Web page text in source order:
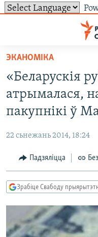
ўнівэрсальнага
доступу
Перайсьці
галоўнага
зьместу
Перайсьці
да
навігацыі
Перайсьці
да
УСЕ НАВІНЫ
ВІДЭА І ФОТА
ЭКАНОМІКА
ПАЛІТВЯЗЬНІ
КУЛЬТУРА
ТОЛЬКІ НА СВАБОДЗЕ
ГІСТОРЫЯ НА СВАБОДЗЕ
ПАДКАСТЫ
PREMIUM
МОВА
СУВЯЗЬ
ПАДЗЯЛІЦЦА ІНФАРМАЦЫЯЙ
ПАДКАСТЫ
Усе сайты РС/РСЭ
ЭКАНОМІКА
«Беларускія
атрымалася,
пакупнікі ў
22 сьнежань 2014, 18:24
Падзяліцца
Зрабіце Свабоду